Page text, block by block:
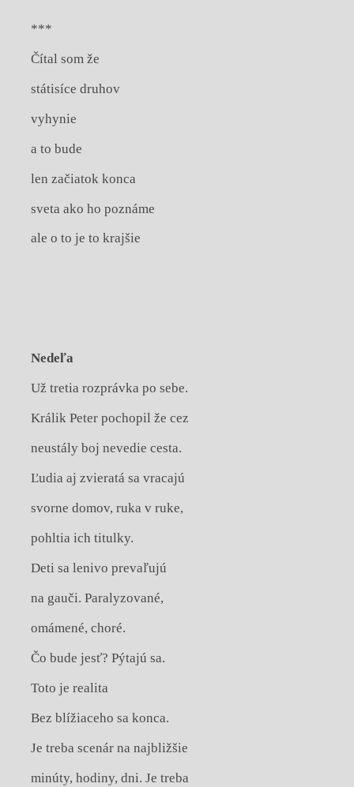
***
Čítal som že
státisíce druhov
vyhynie
a to bude
len začiatok konca
sveta ako ho poznáme
ale o to je to krajšie
Nedeľa
Už tretia rozprávka po sebe.
Králik Peter pochopil že cez
neustály boj nevedie cesta.
Ľudia aj zvieratá sa vracajú
svorne domov, ruka v ruke,
pohltia ich titulky.
Deti sa lenivo prevaľujú
na gauči. Paralyzované,
omámené, choré.
Čo bude jesť? Pýtajú sa.
Toto je realita
Bez blížiaceho sa konca.
Je treba scenár na najbližšie
minúty, hodiny, dni. Je treba